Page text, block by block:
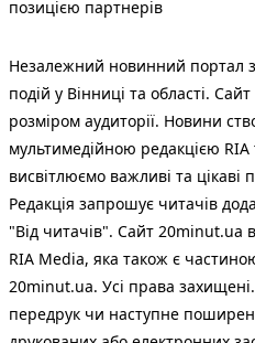
позицією партнерів
Незалежний новинний портал
подій у Вінниці та області.
розміром аудиторії. Новини
мультимедійною редакцією
висвітлюємо важливі та цікаві
Редакція запрошує читачів
"Від читачів". Сайт 20minut.ua
RIA Media, яка також є
20minut.ua. Усі права
передрук чи наступне